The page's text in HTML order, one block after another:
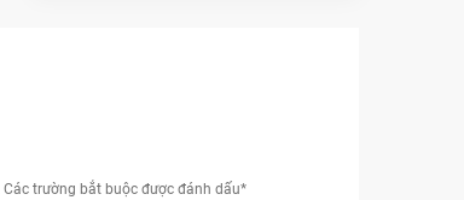
Các trường bắt buộc được đánh dấu*